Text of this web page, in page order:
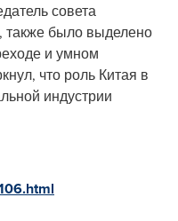
совета
также было выделено
и умном
что роль Китая в
индустрии